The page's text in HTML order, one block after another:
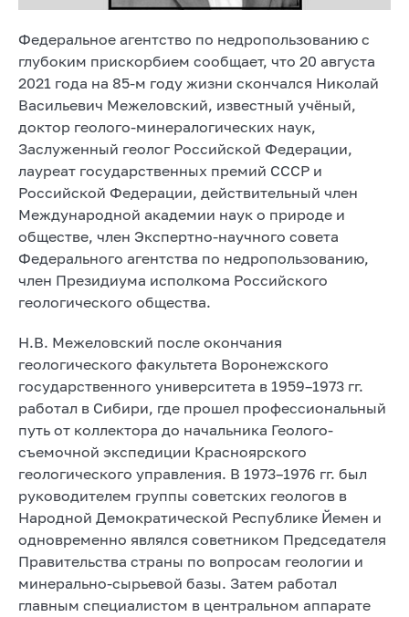
Федеральное агентство по недропользованию с
глубоким прискорбием сообщает, что 20 августа
2021 года на 85-м году жизни скончался Николай
Васильевич Межеловский, известный учёный,
доктор геолого-минералогических наук,
Заслуженный геолог Российской Федерации,
лауреат государственных премий СССР и
Российской Федерации, действительный член
Международной академии наук о природе и
обществе, член Экспертно-научного совета
Федерального агентства по недропользованию,
член Президиума исполкома Российского
геологического общества.
Н.В. Межеловский после окончания
геологического факультета Воронежского
государственного университета в 1959–1973 гг.
работал в Сибири, где прошел профессиональный
путь от коллектора до начальника Геолого-
съемочной экспедиции Красноярского
геологического управления. В 1973–1976 гг. был
руководителем группы советских геологов в
Народной Демократической Республике Йемен и
одновременно являлся советником Председателя
Правительства страны по вопросам геологии и
минерально-сырьевой базы. Затем работал
главным специалистом в центральном аппарате